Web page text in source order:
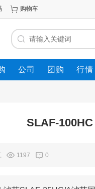
购物车
公司 团购 行情
SLAF-
1197 0